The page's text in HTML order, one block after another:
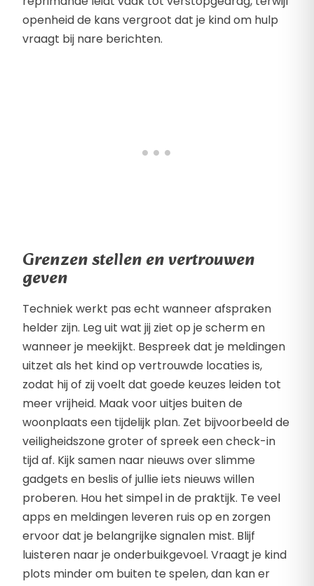
openheid de kans vergroot dat je kind om hulp
vraagt bij nare berichten.
Grenzen stellen en vertrouwen
geven
Techniek werkt pas echt wanneer afspraken
helder zijn. Leg uit wat jij ziet op je scherm en
wanneer je meekijkt. Bespreek dat je meldingen
uitzet als het kind op vertrouwde locaties is,
zodat hij of zij voelt dat goede keuzes leiden tot
meer vrijheid. Maak voor uitjes buiten de
woonplaats een tijdelijk plan. Zet bijvoorbeeld de
veiligheidszone groter of spreek een check-in
tijd af. Kijk samen naar nieuws over slimme
gadgets en beslis of jullie iets nieuws willen
proberen. Hou het simpel in de praktijk. Te veel
apps en meldingen leveren ruis op en zorgen
ervoor dat je belangrijke signalen mist. Blijf
luisteren naar je onderbuikgevoel. Vraagt je kind
plots minder om buiten te spelen, dan kan er